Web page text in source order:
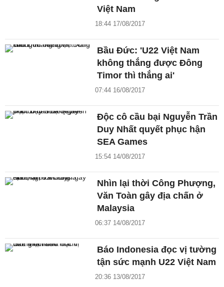
Việt Nam
18:44 17/08/2017
Bầu Đức: 'U22 Việt Nam
không thắng được Đông
Timor thì thắng ai'
07:44 16/08/2017
Độc cô cầu bại Nguyễn Trần
Duy Nhất quyết phục hận
SEA Games
15:54 14/08/2017
Nhìn lại thời Công Phượng,
Văn Toàn gây địa chấn ở
Malaysia
06:37 14/08/2017
Báo Indonesia đọc vị tường
tận sức mạnh U22 Việt Nam
20:36 13/08/2017